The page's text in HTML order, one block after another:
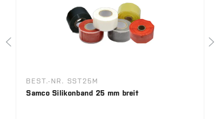
BEST.-NR. SST25M
Samco Silikonband 25 mm breit